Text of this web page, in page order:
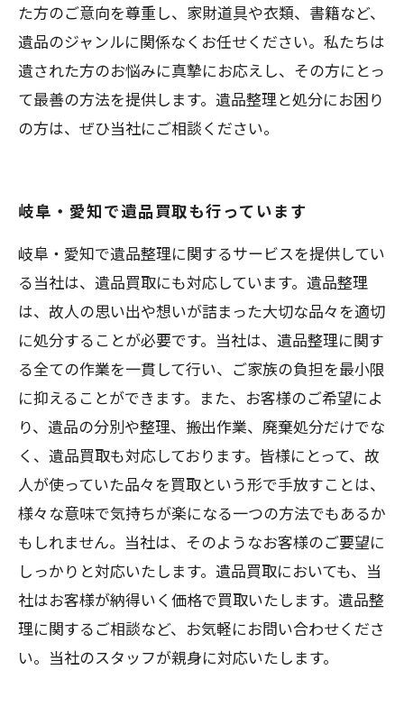
た方のご意向を尊重し、家財道具や衣類、書籍など、
遺品のジャンルに関係なくお任せください。私たちは
遺された方のお悩みに真摯にお応えし、その方にとっ
て最善の方法を提供します。遺品整理と処分にお困り
の方は、ぜひ当社にご相談ください。
岐阜・愛知で遺品買取も行っています
岐阜・愛知で遺品整理に関するサービスを提供してい
る当社は、遺品買取にも対応しています。遺品整理
は、故人の思い出や想いが詰まった大切な品々を適切
に処分することが必要です。当社は、遺品整理に関す
る全ての作業を一貫して行い、ご家族の負担を最小限
に抑えることができます。また、お客様のご希望によ
り、遺品の分別や整理、搬出作業、廃棄処分だけでな
く、遺品買取も対応しております。皆様にとって、故
人が使っていた品々を買取という形で手放すことは、
様々な意味で気持ちが楽になる一つの方法でもあるか
もしれません。当社は、そのようなお客様のご要望に
しっかりと対応いたします。遺品買取においても、当
社はお客様が納得いく価格で買取いたします。遺品整
理に関するご相談など、お気軽にお問い合わせくださ
い。当社のスタッフが親身に対応いたします。